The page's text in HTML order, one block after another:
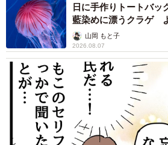
日に手作りトートバ
藍染めに漂うクラゲ
ごい」山岡 もと子
2026.08.07